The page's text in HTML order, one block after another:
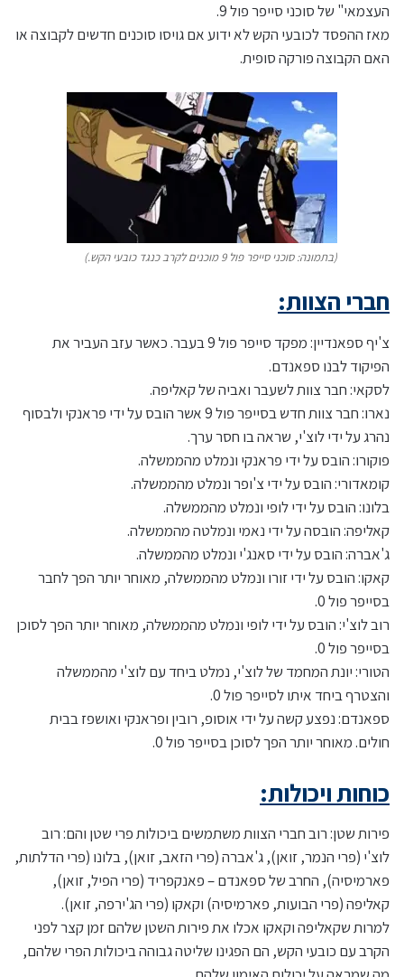
העצמאי" של סוכני סייפר פול 9.
מאז ההפסד לכובעי הקש לא ידוע אם גויסו סוכנים חדשים לקבוצה או
האם הקבוצה פורקה סופית.
(בתמונה: סוכני סייפר פול 9 מוכנים לקרב כנגד כובעי הקש.)
חברי הצוות:
צ'יף ספאנדיין: מפקד סייפר פול 9 בעבר. כאשר עזב העביר את
הפיקוד לבנו ספאנדם.
לסקאי: חבר צוות לשעבר ואביה של קאליפה.
נארו: חבר צוות חדש בסייפר פול 9 אשר הובס על ידי פראנקי ולבסוף
נהרג על ידי לוצ'י, שראה בו חסר ערך.
פוקורו: הובס על ידי פראנקי ונמלט מהממשלה.
קומאדורי: הובס על ידי צ'ופר ונמלט מהממשלה.
בלונו: הובס על ידי לופי ונמלט מהממשלה.
קאליפה: הובסה על ידי נאמי ונמלטה מהממשלה.
ג'אברה: הובס על ידי סאנג'י ונמלט מהממשלה.
קאקו: הובס על ידי זורו ונמלט מהממשלה, מאוחר יותר הפך לחבר
בסייפר פול 0.
רוב לוצ'י: הובס על ידי לופי ונמלט מהממשלה, מאוחר יותר הפך לסוכן
בסייפר פול 0.
הטורי: יונת המחמד של לוצ'י, נמלט ביחד עם לוצ'י מהממשלה
והצטרף ביחד איתו לסייפר פול 0.
ספאנדם: נפצע קשה על ידי אוסופ, רובין ופראנקי ואושפז בבית
חולים. מאוחר יותר הפך לסוכן בסייפר פול 0.
כוחות ויכולות:
פירות שטן: רוב חברי הצוות משתמשים ביכולות פרי שטן והם: רוב
לוצ'י (פרי הנמר, זואן), ג'אברה (פרי הזאב, זואן), בלונו (פרי הדלתות,
פארמיסיה), החרב של ספאנדם – פאנקפריד (פרי הפיל, זואן),
קאליפה (פרי הבועות, פארמיסיה) וקאקו (פרי הג'ירפה, זואן).
למרות שקאליפה וקאקו אכלו את פירות השטן שלהם זמן קצר לפני
הקרב עם כובעי הקש, הם הפגינו שליטה גבוהה ביכולות הפרי שלהם,